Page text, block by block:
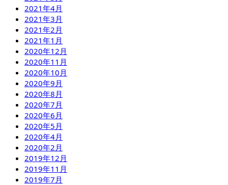
2021年4月
2021年3月
2021年2月
2021年1月
2020年12月
2020年11月
2020年10月
2020年9月
2020年8月
2020年7月
2020年6月
2020年5月
2020年4月
2020年2月
2019年12月
2019年11月
2019年7月